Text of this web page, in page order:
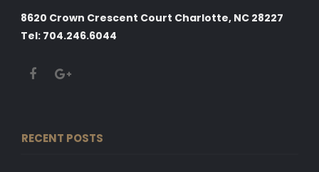
8620 Crown Crescent Court Charlotte, NC 28227
Tel: 704.246.6044
RECENT POSTS